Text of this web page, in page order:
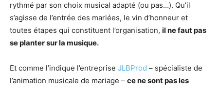
rythmé par son choix musical adapté (ou pas…). Qu’il
s’agisse de l’entrée des mariées, le vin d’honneur et
toutes étapes qui constituent l’organisation, il ne faut pas
se planter sur la musique.
Et comme l’indique l’entreprise JLBProd – spécialiste de
l’animation musicale de mariage – ce ne sont pas les